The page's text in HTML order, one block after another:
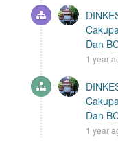
Dan
1 year
Dan
1 year